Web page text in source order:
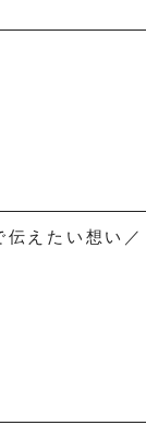
えたい想い／